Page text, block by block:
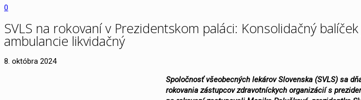
0
SVLS na rokovaní v Prezidentskom paláci: Konsolidačný
ambulancie likvidačný
8. októbra 2024
Spoločnosť všeobecných lekárov Slovenska (SVLS) sa
rokovania zástupcov zdravotníckych organizácií s